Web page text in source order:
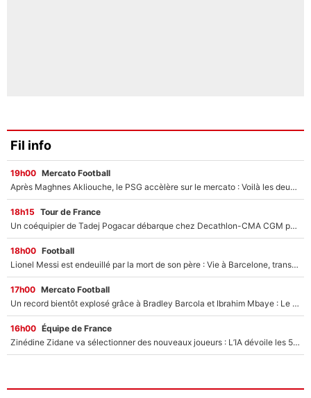
Fil info
19h00 Mercato Football
Après Maghnes Akliouche, le PSG accèlère sur le mercato : Voilà les deux nouvelles recrues qui vont signer la semaine prochaine ?
18h15 Tour de France
Un coéquipier de Tadej Pogacar débarque chez Decathlon-CMA CGM pour épauler Paul Seixas : «Mes meilleures années sont à venir»
18h00 Football
Lionel Messi est endeuillé par la mort de son père : Vie à Barcelone, transfert au PSG... voilà comment Jorge Messi a joué un rôle essentiel dans sa carrière !
17h00 Mercato Football
Un record bientôt explosé grâce à Bradley Barcola et Ibrahim Mbaye : Le PSG sur le point de réaliser un mercato historique ?
16h00 Équipe de France
Zinédine Zidane va sélectionner des nouveaux joueurs : L’IA dévoile les 5 cracks qui pourraient rapidement le rejoindre en équipe de France !